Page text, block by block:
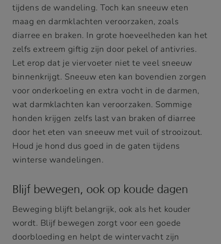
tijdens de wandeling. Toch kan sneeuw eten
maag en darmklachten veroorzaken, zoals
diarree en braken. In grote hoeveelheden kan het
zelfs extreem giftig zijn door pekel of antivries.
Let erop dat je viervoeter niet te veel sneeuw
binnenkrijgt. Sneeuw eten kan bovendien zorgen
voor onderkoeling en extra vocht in de darmen,
wat darmklachten kan veroorzaken. Sommige
honden krijgen zelfs last van braken of diarree
door het eten van sneeuw met vuil of strooizout.
Houd je hond dus goed in de gaten tijdens
winterse wandelingen.
Blijf bewegen, ook op koude dagen
Beweging blijft belangrijk, ook als het kouder
wordt. Blijf bewegen zorgt voor een goede
doorbloeding en helpt de wintervacht zijn